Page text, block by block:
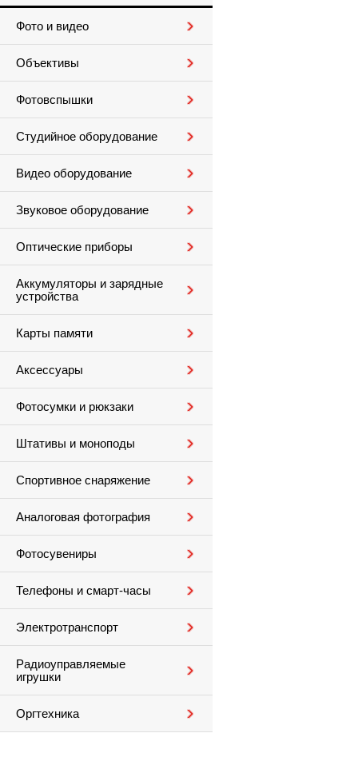
Фото и видео
Объективы
Фотовспышки
Студийное оборудование
Видео оборудование
Звуковое оборудование
Оптические приборы
Аккумуляторы и зарядные
устройства
Карты памяти
Аксессуары
Фотосумки и рюкзаки
Штативы и моноподы
Спортивное снаряжение
Аналоговая фотография
Фотосувениры
Телефоны и смарт-часы
Электротранспорт
Радиоуправляемые
игрушки
Оргтехника